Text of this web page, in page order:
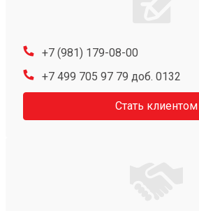
+7 (981) 179-08-00
+7 499 705 97 79 доб. 0132
Стать клиентом